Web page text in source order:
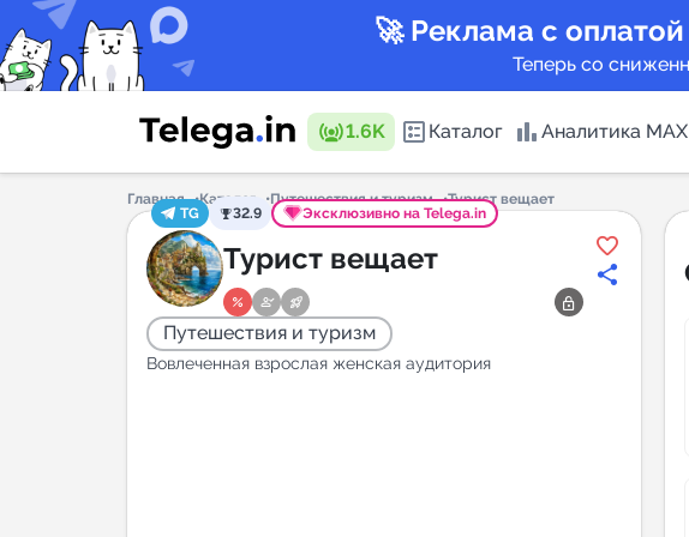
🚀 Реклама с
Теперь со
1.6K Каталог Аналитика MAX
Каталог каналов
Главная Каталог Путешествия и туризм
Турист вещает
TG
32.9 Эксклюзивно на Telega.in
Турист вещает
Путешествия и туризм
Вовлеченная взрослая женская аудитория